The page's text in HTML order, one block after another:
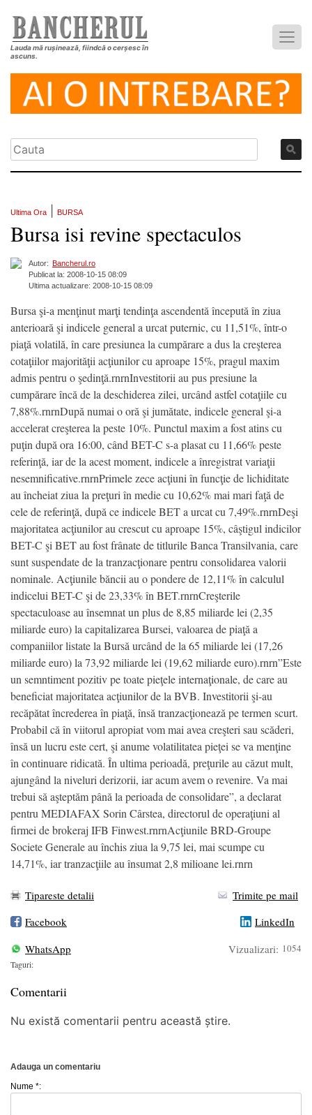
Lauda mă rușinează, fiindcă o cerșesc în
ascuns.
Ultima Ora BURSA
Bursa isi revine spectaculos
Autor: Bancherul.ro
Publicat la: 2008-10-15 08:09
Ultima actualizare: 2008-10-15 08:09
Bursa şi-a menţinut marţi tendinţa ascendentă începută în ziua
anterioară şi indicele general a urcat puternic, cu 11,51%, într-o
piaţă volatilă, în care presiunea la cumpărare a dus la creşterea
cotaţiilor majorităţii acţiunilor cu aproape 15%, pragul maxim
admis pentru o şedinţă.rnrnInvestitorii au pus presiune la
cumpărare încă de la deschiderea zilei, urcând astfel cotaţiile cu
7,88%.rnrnDupă numai o oră şi jumătate, indicele general şi-a
accelerat creşterea la peste 10%. Punctul maxim a fost atins cu
puţin după ora 16:00, când BET-C s-a plasat cu 11,66% peste
referinţă, iar de la acest moment, indicele a înregistrat variaţii
nesemnificative.rnrnPrimele zece acţiuni în funcţie de lichiditate
au încheiat ziua la preţuri în medie cu 10,62% mai mari faţă de
cele de referinţă, după ce indicele BET a urcat cu 7,49%.rnrnDeşi
majoritatea acţiunilor au crescut cu aproape 15%, câştigul indicilor
BET-C şi BET au fost frânate de titlurile Banca Transilvania, care
sunt suspendate de la tranzacţionare pentru consolidarea valorii
nominale. Acţiunile băncii au o pondere de 12,11% în calculul
indicelui BET-C şi de 23,33% în BET.rnrnCreşterile
spectaculoase au însemnat un plus de 8,85 miliarde lei (2,35
miliarde euro) la capitalizarea Bursei, valoarea de piaţă a
companiilor listate la Bursă urcând de la 65 miliarde lei (17,26
miliarde euro) la 73,92 miliarde lei (19,62 miliarde euro).rnrn”Este
un semntiment pozitiv pe toate pieţele internaţionale, de care au
beneficiat majoritatea acţiunilor de la BVB. Investitorii şi-au
recăpătat încrederea în piaţă, însă tranzacţionează pe termen scurt.
Probabil că în viitorul apropiat vom mai avea creşteri sau scăderi,
însă un lucru este cert, şi anume volatilitatea pieţei se va menţine
în continuare ridicată. În ultima perioadă, preţurile au căzut mult,
ajungând la niveluri derizorii, iar acum avem o revenire. Va mai
trebui să aşteptăm până la perioada de consolidare”, a declarat
pentru MEDIAFAX Sorin Cârstea, directorul de operaţiuni al
firmei de brokeraj IFB Finwest.rnrnAcţiunile BRD-Groupe
Societe Generale au închis ziua la 9,75 lei, mai scumpe cu
14,71%, iar tranzacţiile au însumat 2,8 milioane lei.rnrn
Tipareste detalii
Trimite pe mail
Facebook
LinkedIn
WhatsApp
Vizualizari: 1054
Taguri:
Comentarii
Nu există comentarii pentru această știre.
Adauga un comentariu
Nume *: